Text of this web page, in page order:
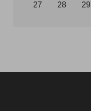
27 28 29